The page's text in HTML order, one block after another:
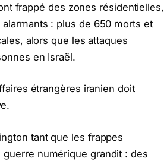
frappé des zones résidentielles,
: plus de 650 morts et
alors que les attaques
en Israël.
étrangères iranien doit
tant que les frappes
numérique grandit : des